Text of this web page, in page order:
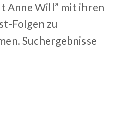
Anne Will” mit ihren
Folgen zu
Suchergebnisse